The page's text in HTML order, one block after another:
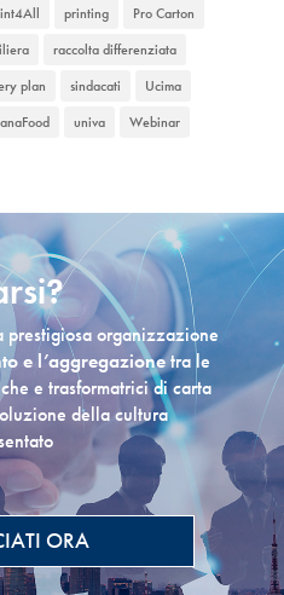
printing
Pro Carton
raccolta differenziata
plan sindacati
Ucima
univa Webinar
prestigiosa organizzazione
e l’aggregazionetra le
e trasformatrici di carta
della cultura
ORA